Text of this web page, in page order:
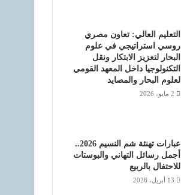
التعليم العالي: تعاون مصري
روسي استراتيجي في علوم
البحار لتعزيز الابتكار ونقل
التكنولوجيا داخل المعهد القومي
لعلوم البحار والمصايد
2 مايو، 2026
عبارات تهنئة شم النسيم 2026..
أجمل رسائل التهاني والبوستات
للاحتفال بالربيع
13 أبريل، 2026